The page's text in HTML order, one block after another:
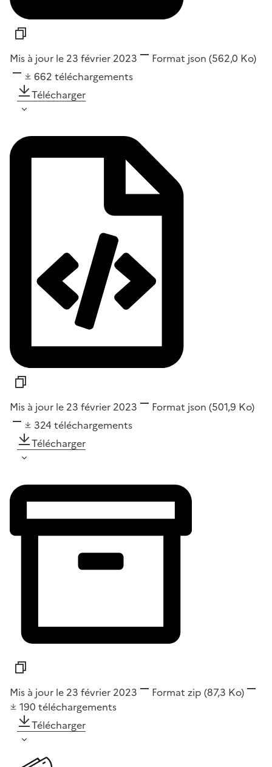
Mis à jour le 23 février 2023 Format json (562,0 Ko)
662 téléchargements
Télécharger
Mis à jour le 23 février 2023 Format json (501,9 Ko)
324 téléchargements
Télécharger
Mis à jour le 23 février 2023 Format zip (87,3 Ko)
190 téléchargements
Télécharger